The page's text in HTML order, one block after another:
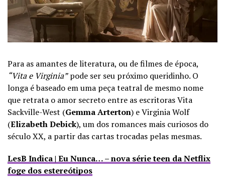
Para as amantes de literatura, ou de filmes de época,
“Vita e Virginia”pode ser seu próximo queridinho. O
longa é baseado em uma peça teatral de mesmo nome
que retrata o amor secreto entre as escritoras Vita
Sackville-West (Gemma Arterton) e Virginia Wolf
(Elizabeth Debick), um dos romances mais curiosos do
século XX, a partir das cartas trocadas pelas mesmas.
LesB Indica | Eu Nunca… – nova série teen da Netflix
foge dos estereótipos